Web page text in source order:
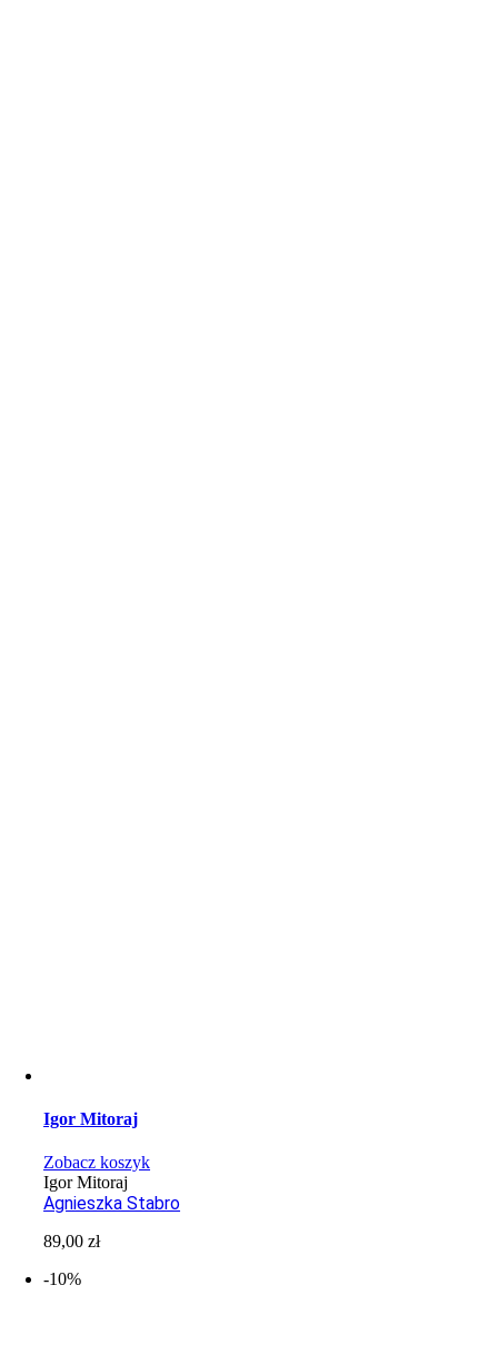
Igor Mitoraj
Zobacz koszyk
Igor Mitoraj
Agnieszka Stabro
89,00zł
-10%